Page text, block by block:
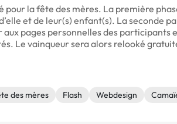
pour la fête des mères. La première
et de leur(s) enfant(s). La seconde
pages personnelles des participants
Le vainqueur sera alors relooké
des mères Flash Webdesign